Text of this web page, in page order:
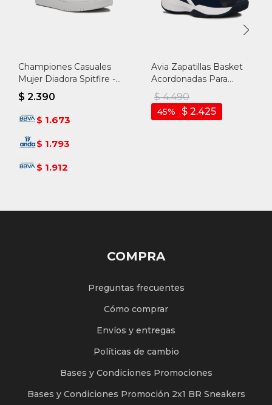
Championes Casuales
Mujer Diadora Spitfire -
Blanco-blanco
$ 2.390
$ 1.673
$ 1.793
$ 1.912
Avia Zapatillas Basket
Acordonadas Para
Hombre Acero- Navy -
Marino
$ 4.490
$ 2.425
45
COMPRA
Preguntas frecuentes
Cómo comprar
Envíos y entregas
Políticas de cambio
Bases y Condiciones Promociones
Bases y Condiciones Promoción 2x1 BR Sneakers